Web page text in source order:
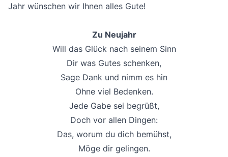
Jahr wünschen wir Ihnen alles Gute!
Zu Neujahr
Will das Glück nach seinem Sinn
Dir was Gutes schenken,
Sage Dank und nimm es hin
Ohne viel Bedenken.
Jede Gabe sei begrüßt,
Doch vor allen Dingen:
Das, worum du dich bemühst,
Möge dir gelingen.